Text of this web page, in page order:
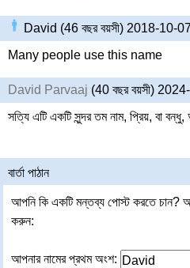
David (46 বছর বয়সী) 2018-10-
Many people use this name
David Parvaaj (40 বছর বয়সী)
সত্যি এটি একটি সুন্দর তম নাম, প্রিয়, বা বন্ধু,
বার্তা পাঠান
আপনি কি একটি মন্তব্য পোস্ট করতে চান?
করুন:
আপনার নামের প্রথম অংশ: